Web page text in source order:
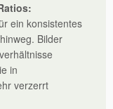
ein konsistentes
Bilder
in
verzerrt